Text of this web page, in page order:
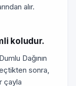
alır.
koludur.
Dağının
sonra,
çayla